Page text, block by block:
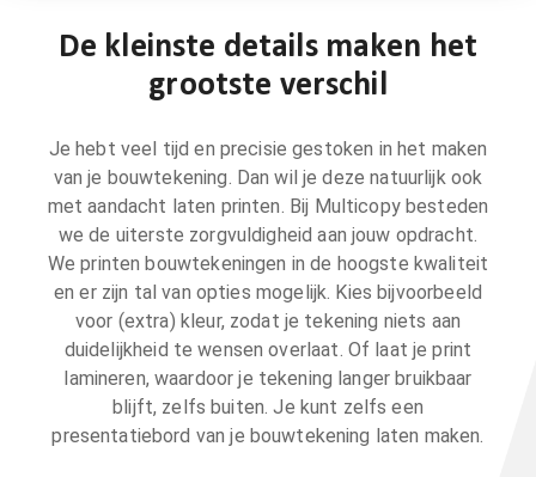
De kleinste details maken het
grootste verschil
Je hebt veel tijd en precisie gestoken in het maken
van je bouwtekening. Dan wil je deze natuurlijk ook
met aandacht laten printen. Bij Multicopy besteden
we de uiterste zorgvuldigheid aan jouw opdracht.
We printen bouwtekeningen in de hoogste kwaliteit
en er zijn tal van opties mogelijk. Kies bijvoorbeeld
voor (extra) kleur, zodat je tekening niets aan
duidelijkheid te wensen overlaat. Of laat je print
lamineren, waardoor je tekening langer bruikbaar
blijft, zelfs buiten. Je kunt zelfs een
presentatiebord van je bouwtekening laten maken.